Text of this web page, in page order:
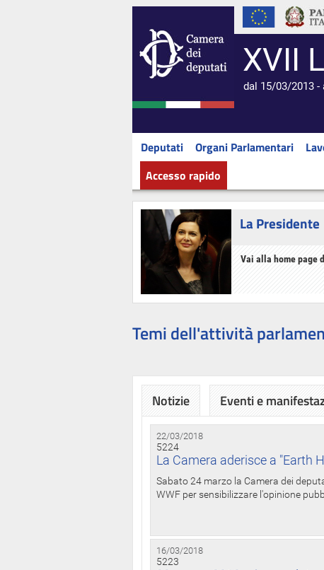
XVII
dal 15/03/2013 -
Deputati Organi Parlamentari
Accesso rapido
La Presidente
Vai alla home page
Temi dell'attività
Notizie Eventi e
22/03/2018
5224
La Camera aderisce a "Earth
Sabato 24 marzo la Camera dei
WWF per sensibilizzare l'opinione
16/03/2018
5223